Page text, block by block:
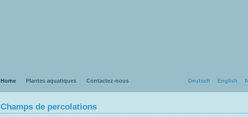
Home Plantes aquatiques Contactez-nous English
Deutsch
Champs de percolations